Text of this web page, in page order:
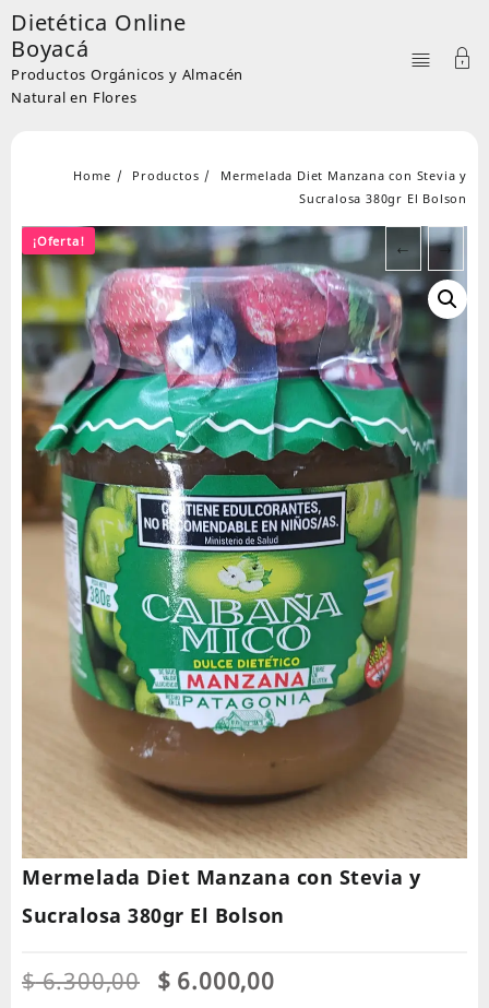
Skip
to
content
Dietética Online
Boyacá
Productos Orgánicos y Almacén
Natural en Flores
Home Productos
Mermelada Diet Manzana con Stevia y
Sucralosa 380gr El Bolson
¡Oferta! ← →
Mermelada Diet Manzana con Stevia y
Sucralosa 380gr El Bolson
$6.300,00 El
$ 6.000,00El